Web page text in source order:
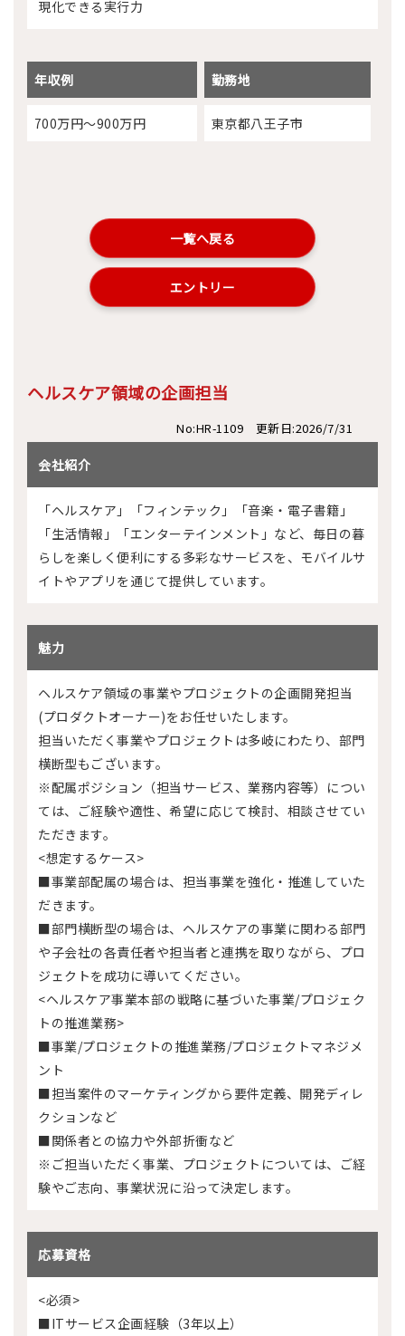
現化できる実行力
年収例 勤務地
700万円～900万円 東京都八王子市
一覧へ戻る
エントリー
ヘルスケア領域の企画担当
No:HR-1109 更新日:2026/7/31
会社紹介
「ヘルスケア」「フィンテック」「音楽・電子書籍」
「生活情報」「エンターテインメント」など、毎日の暮
らしを楽しく便利にする多彩なサービスを、モバイルサ
イトやアプリを通じて提供しています。
魅力
ヘルスケア領域の事業やプロジェクトの企画開発担当
(プロダクトオーナー)をお任せいたします。
担当いただく事業やプロジェクトは多岐にわたり、部門
横断型もございます。
※配属ポジション（担当サービス、業務内容等）につい
ては、ご経験や適性、希望に応じて検討、相談させてい
ただきます。
<想定するケース>
■事業部配属の場合は、担当事業を強化・推進していた
だきます。
■部門横断型の場合は、ヘルスケアの事業に関わる部門
や子会社の各責任者や担当者と連携を取りながら、プロ
ジェクトを成功に導いてください。
<ヘルスケア事業本部の戦略に基づいた事業/プロジェク
トの推進業務>
■事業/プロジェクトの推進業務/プロジェクトマネジメ
ント
■担当案件のマーケティングから要件定義、開発ディレ
クションなど
■関係者との協力や外部折衝など
※ご担当いただく事業、プロジェクトについては、ご経
験やご志向、事業状況に沿って決定します。
応募資格
<必須>
■ITサービス企画経験（3年以上）